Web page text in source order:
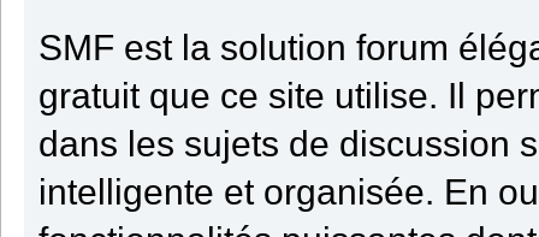
SMF est la solution forum
gratuit que ce site utilise. Il
dans les sujets de discussion
intelligente et organisée. En